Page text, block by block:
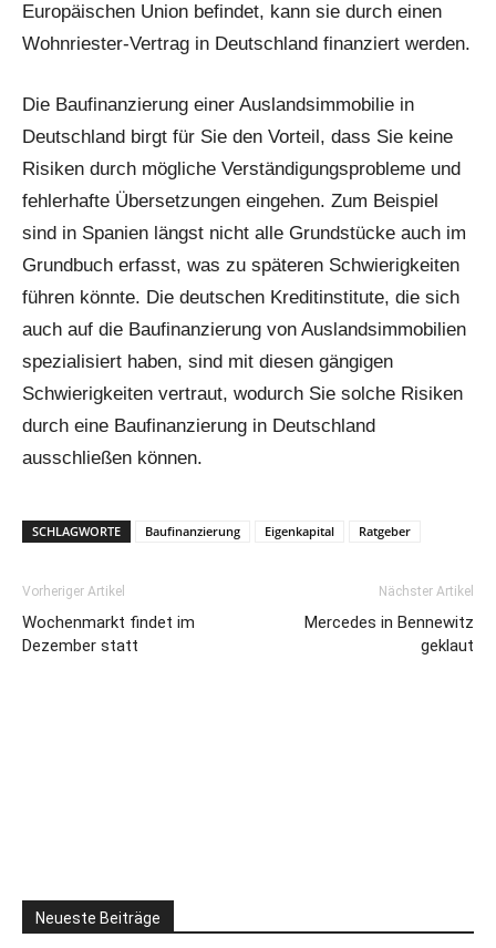
Europäischen Union befindet, kann sie durch einen
Wohnriester-Vertrag in Deutschland finanziert werden.
Die Baufinanzierung einer Auslandsimmobilie in
Deutschland birgt für Sie den Vorteil, dass Sie keine
Risiken durch mögliche Verständigungsprobleme und
fehlerhafte Übersetzungen eingehen. Zum Beispiel
sind in Spanien längst nicht alle Grundstücke auch im
Grundbuch erfasst, was zu späteren Schwierigkeiten
führen könnte. Die deutschen Kreditinstitute, die sich
auch auf die Baufinanzierung von Auslandsimmobilien
spezialisiert haben, sind mit diesen gängigen
Schwierigkeiten vertraut, wodurch Sie solche Risiken
durch eine Baufinanzierung in Deutschland
ausschließen können.
SCHLAGWORTE Baufinanzierung Eigenkapital Ratgeber
Vorheriger Artikel
Wochenmarkt findet im
Dezember statt
Nächster Artikel
Mercedes in Bennewitz
geklaut
Neueste Beiträge